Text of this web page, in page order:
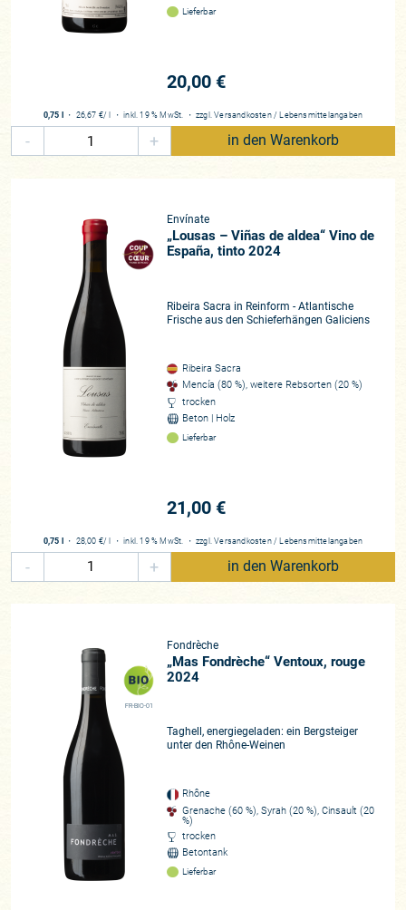
Lieferbar
20,00 €
0,75 l ・ 26,67 €/ l ・inkl. 19 % MwSt. ・ zzgl.Versandkosten / Lebensmittelangaben
- + in den Warenkorb
Envínate
„Lousas – Viñas de aldea“ Vino de
España, tinto 2024
Ribeira Sacra in Reinform - Atlantische
Frische aus den Schieferhängen Galiciens
Ribeira Sacra
Mencía (80 %), weitere Rebsorten (20 %)
trocken
Beton | Holz
Lieferbar
21,00 €
0,75 l ・ 28,00 €/ l ・inkl. 19 % MwSt. ・ zzgl.Versandkosten / Lebensmittelangaben
- + in den Warenkorb
FR-BIO-01
Fondrèche
„Mas Fondrèche“ Ventoux, rouge
2024
Taghell, energiegeladen: ein Bergsteiger
unter den Rhône-Weinen
Rhône
Grenache (60 %), Syrah (20 %), Cinsault (20
%)
trocken
Betontank
Lieferbar